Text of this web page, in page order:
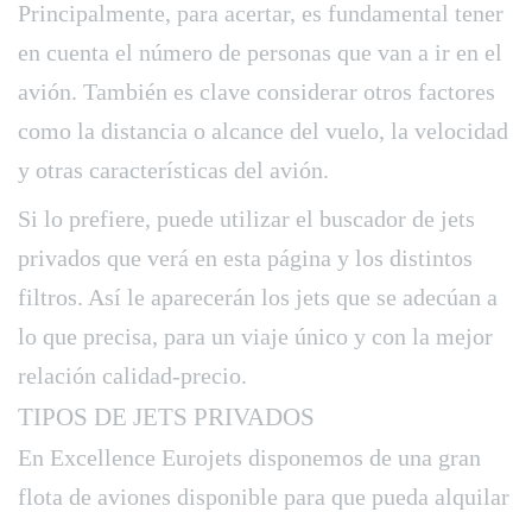
Principalmente, para acertar, es fundamental tener
en cuenta el número de personas que van a ir en el
avión. También es clave considerar otros factores
como la distancia o alcance del vuelo, la velocidad
y otras características del avión.
Si lo prefiere, puede utilizar el buscador de jets
privados que verá en esta página y los distintos
filtros. Así le aparecerán los jets que se adecúan a
lo que precisa, para un viaje único y con la mejor
relación calidad-precio.
TIPOS DE JETS PRIVADOS
En Excellence Eurojets disponemos de una gran
flota de aviones disponible para que pueda alquilar